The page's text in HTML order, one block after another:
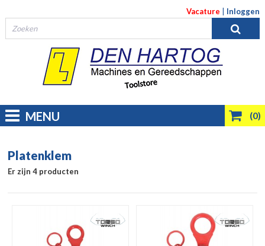
Vacature Inloggen
(0)
MENU
Platenklem
Er zijn 4 producten